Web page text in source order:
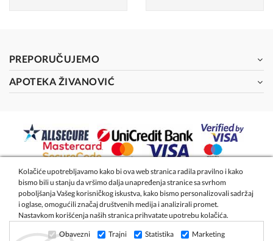
PREPORUČUJEMO
APOTEKA ŽIVANOVIĆ
2026 - Apoteka Magistra Živanović
Kolačiće upotrebljavamo kako bi ova web stranica radila pravilno i kako
bismo bili u stanju da vršimo dalja unapređenja stranice sa svrhom
poboljšanja Vašeg korisničkog iskustva, kako bismo personalizovali sadržaj
i oglase, omogućili značaj društvenih medija i analizirali promet.
Nastavkom korišćenja naših stranica prihvatate upotrebu kolačića.
Obavezni Trajni Statistika Marketing